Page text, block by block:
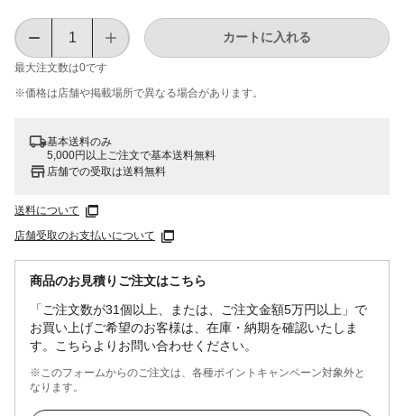
最大注文数は0です
カートに入れる
※価格は​店舗や​掲載場所で​異なる​場合が​あります。
基本送料のみ
5,000円以上ご注文で基本送料無料
店舗での受取は送料無料
送料について
店舗受取のお支払いについて
商品のお見積りご注文はこちら
「ご注文数が31個以上、または、ご注文金額5万円以上」で
お買い上げご希望のお客様は、在庫・納期を確認いたしま
す。こちらよりお問い合わせください。
※このフォームからのご注文は、各種ポイントキャンペーン対象外と
なります。